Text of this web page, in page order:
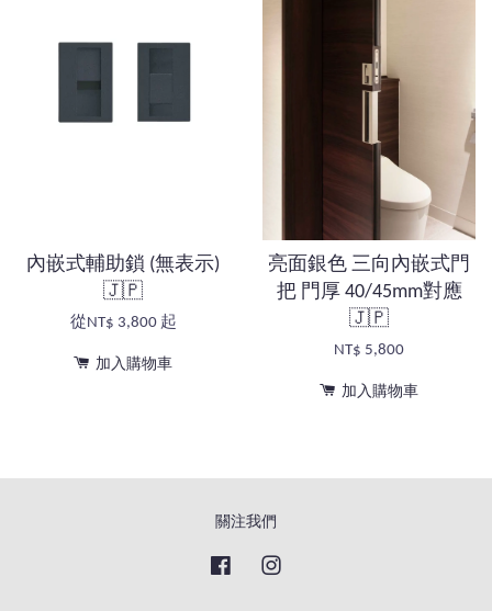
內嵌式輔助鎖 (無表示)
🇯🇵
從NT$ 3,800 起
加入購物車
亮面銀色 三向內嵌式門
把 門厚 40/45mm對應
🇯🇵
NT$ 5,800
加入購物車
關注我們
Facebook